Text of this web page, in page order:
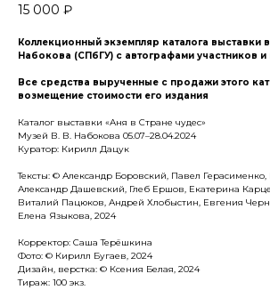
15 000 ₽
Коллекционный экземпляр каталога выставки
Набокова (СПбГУ) с автографами участников и
Все средства вырученные с продажи этого
возмещение стоимости его издания
Каталог выставки «Аня в Стране чудес»
Музей В. В. Набокова 05.07–28.04.2024
Куратор: Кирилл Дацук
Тексты: © Александр Боровский, Павел
Александр Дашевский, Глеб Ершов, Екатерина
Виталий Пацюков, Андрей Хлобыстин, Евгения
Елена Языкова, 2024
Корректор: Саша Терёшкина
Фото: © Кирилл Бугаев, 2024
Дизайн, верстка: © Ксения Белая, 2024
Тираж: 100 экз.